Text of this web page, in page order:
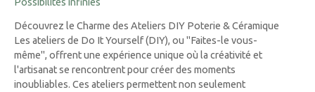
Possibilités infinies
Découvrez le Charme des Ateliers DIY Poterie & Céramique
Les ateliers de Do It Yourself (DIY), ou "Faites-le vous-
même", offrent une expérience unique où la créativité et
l'artisanat se rencontrent pour créer des moments
inoubliables. Ces ateliers permettent non seulement